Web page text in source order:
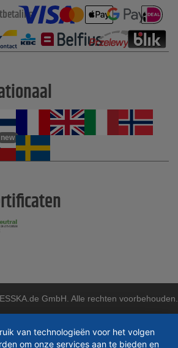
new
GmbH. Alle rechten voorbehouden.
van technologieën voor het volgen
om onze services aan te bieden en